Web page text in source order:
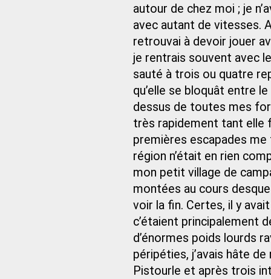
autour de chez moi ; je
avec autant de vitesses.
retrouvai à devoir jouer
je rentrais souvent avec
sauté à trois ou quatre
qu’elle se bloquât entre
dessus de toutes mes
très rapidement tant elle
premières escapades me
région n’était en rien
mon petit village de
montées au cours
voir la fin. Certes, il y
c’étaient principalement
d’énormes poids lourds
péripéties, j’avais hâte
Pistourle et après trois